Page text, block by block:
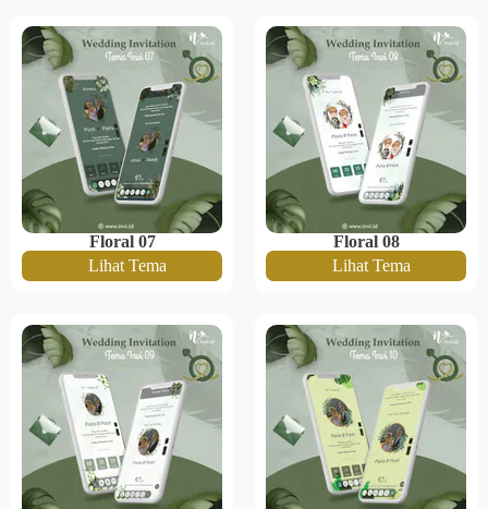
Floral 07
Lihat Tema
Floral 08
Lihat Tema